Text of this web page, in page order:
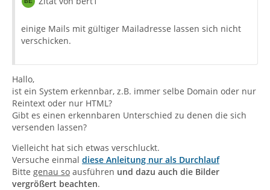
einige Mails mit gültiger Mailadresse lassen sich nicht
verschicken.
Hallo,
ist ein System erkennbar, z.B. immer selbe Domain oder nur
Reintext oder nur HTML?
Gibt es einen erkennbaren Unterschied zu denen die sich
versenden lassen?
Vielleicht hat sich etwas verschluckt.
Versuche einmal diese Anleitung nur als Durchlauf
Bitte genau so ausführen und dazu auch die Bilder
vergrößert beachten.